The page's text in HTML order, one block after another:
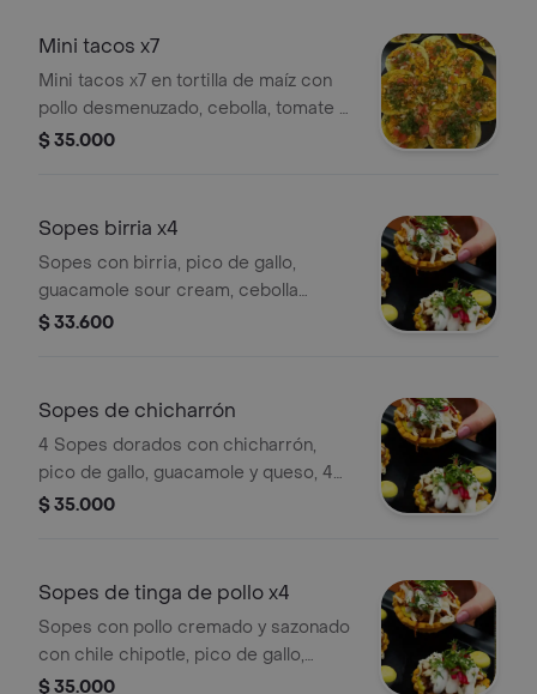
Mini tacos x7
Mini tacos x7 en tortilla de maíz con
pollo desmenuzado, cebolla, tomate y
hierbas frescas.
$ 35.000
Sopes birria x4
Sopes con birria, pico de gallo,
guacamole sour cream, cebolla
encurtida y queso, 4 porciones
$ 33.600
Sopes de chicharrón
4 Sopes dorados con chicharrón,
pico de gallo, guacamole y queso, 4
porción personal.
$ 35.000
Sopes de tinga de pollo x4
Sopes con pollo cremado y sazonado
con chile chipotle, pico de gallo,
guacamole, sour cream y queso, 4
$ 35.000